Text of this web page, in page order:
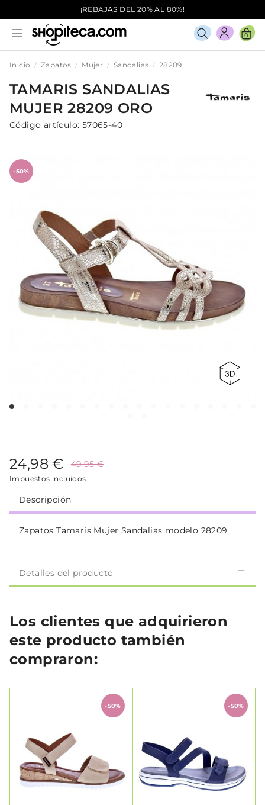
¡REBAJAS DEL 20% AL 80%!
0
Inicio Zapatos Mujer Sandalias 28209
TAMARIS SANDALIAS
MUJER28209 ORO
Código artículo: 57065-40
-50%
24,98 € 49,95 €
Impuestos incluidos
Descripción
Zapatos Tamaris Mujer Sandalias modelo 28209
Detalles del producto
Los clientes que adquirieron
este producto también
compraron:
-50% -50%